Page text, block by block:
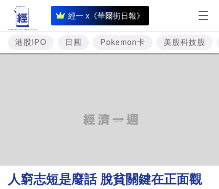
經一 x《華爾街日報》
即
時
財
經
理
財
港股IPO 日圓 Pokemon卡 美股科技股
人窮志短是廢話 脫貧關鍵在正面觀